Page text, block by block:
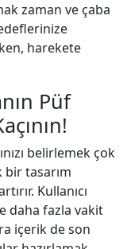
zaman ve çaba
harekete
Püf
belirlemek çok
bir tasarım
Kullanıcı
daha fazla vakit
içerik de son